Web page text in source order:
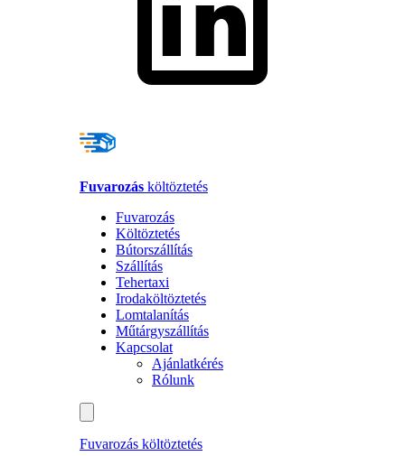
Fuvarozás költöztetés
Fuvarozás
Költöztetés
Bútorszállítás
Szállítás
Tehertaxi
Irodaköltöztetés
Lomtalanítás
Műtárgyszállítás
Kapcsolat
Ajánlatkérés
Rólunk
Fuvarozás költöztetés